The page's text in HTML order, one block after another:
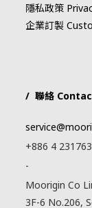
隱私政策
企業訂製
/ 聯絡
+886 4
-
Moorigin Co
3F-6 No.206,